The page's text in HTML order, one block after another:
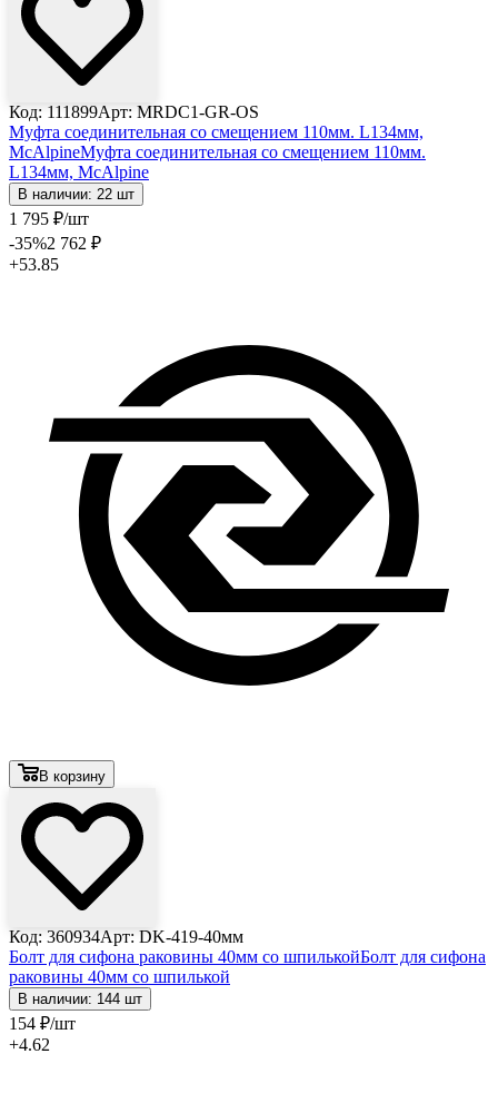
Код: 111899Арт: MRDC1-GR-OS
Муфта соединительная со смещением 110мм. L134мм,
McAlpineМуфта соединительная со смещением 110мм.
L134мм, McAlpine
В наличии: 22 шт
1 795 ₽/шт
-35%2 762 ₽
+53.85
В корзину
Код: 360934Арт: DK-419-40мм
Болт для сифона раковины 40мм со шпилькойБолт для сифона
раковины 40мм со шпилькой
В наличии: 144 шт
154 ₽/шт
+4.62